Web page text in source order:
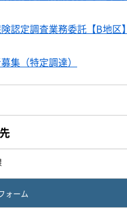
認定調査業務委託【B地区
集（特定調達）
ォーム